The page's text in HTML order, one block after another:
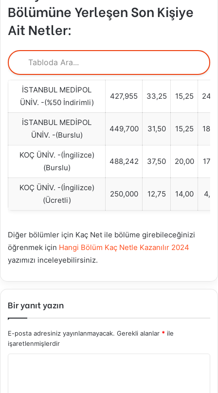
Bölümüne Yerleşen Son Kişiye
Ait Netler:
İSTANBUL MEDİPOL
ÜNİV. -(%50 İndirimli)
427,955 33,25 15,25
İSTANBUL MEDİPOL
ÜNİV. -(Burslu)
449,700 31,50 15,25
KOÇ ÜNİV. -(İngilizce)
(Burslu)
488,242 37,50 20,00
KOÇ ÜNİV. -(İngilizce)
(Ücretli)
250,000 12,75 14,00
Diğer bölümler için Kaç Net ile bölüme girebileceğinizi
öğrenmek için Hangi Bölüm Kaç Netle Kazanılır 2024
yazımızı inceleyebilirsiniz.
Bir yanıt yazın
E-posta adresiniz yayınlanmayacak. Gerekli alanlar * ile
işaretlenmişlerdir